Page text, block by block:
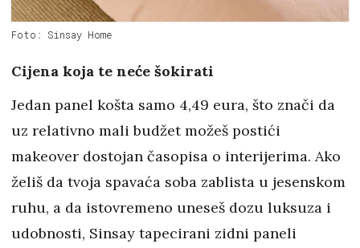
Foto: Sinsay Home
Cijena koja te neće šokirati
Jedan panel košta samo 4,49 eura, što znači da
uz relativno mali budžet možeš postići
makeover dostojan časopisa o interijerima. Ako
želiš da tvoja spavaća soba zablista u jesenskom
ruhu, a da istovremeno uneseš dozu luksuza i
udobnosti, Sinsay tapecirani zidni paneli